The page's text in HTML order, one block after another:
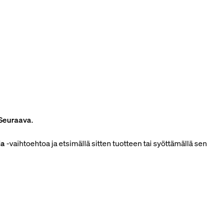
.
-vaihtoehtoa ja etsimällä sitten tuotteen tai syöttämällä sen